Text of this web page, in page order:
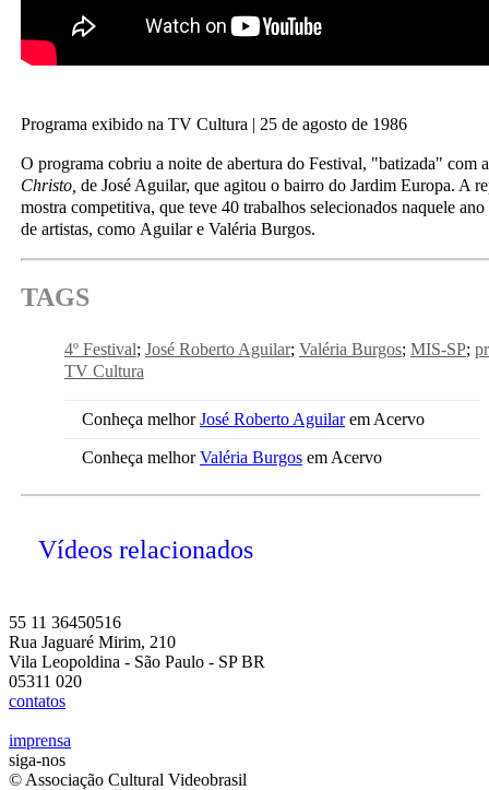
Programa exibido na TV Cultura | 25 de agosto de 1986
O programa cobriu a noite de abertura do Festival, "batizada" com
Christo, de José Aguilar, que agitou o bairro do Jardim Europa. A
mostra competitiva, que teve 40 trabalhos selecionados naquele
de artistas, como Aguilar e Valéria Burgos.
TAGS
4º Festival José Roberto Aguilar Valéria Burgos MIS-SP
TV Cultura
Conheça melhorJosé Roberto Aguilarem Acervo
Conheça melhorValéria Burgos em Acervo
Vídeos relacionados
55 11 36450516
Rua Jaguaré Mirim, 210
Vila Leopoldina - São Paulo - SP BR
05311 020
contatos
imprensa
siga-nos
© Associação Cultural Videobrasil